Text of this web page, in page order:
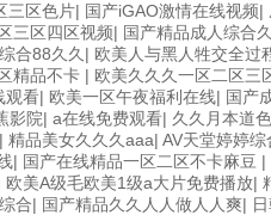
三区色片| 国产iGAO激情在线视频|
三区四区视频| 国产精品成人综合
合88久久 | 欧美人与黑人牲交全过
精品不卡 | 欧美久久久一区二区三
观看| 欧美一区午夜福利在线| 国产
影院| a在线免费观看| 久久月本道
| 精品美女久久久aaa| AV天堂婷婷
| 国产在线精品一区二区不卡麻豆 |
欧美A级毛欧美1级a大片免费播放|
合| 国产精品久久人人做人人爽|